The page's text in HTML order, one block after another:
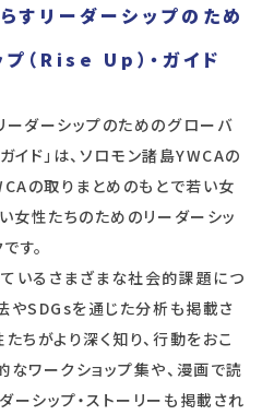
すリーダーシップのため
（Rise Up）・ガイド
ーダーシップのためのグローバ
イド」は、ソロモン諸島YWCAの
の取りまとめのもとで若い女
女性たちのためのリーダーシッ
す。
いるさまざまな社会的課題につ
やSDGsを通じた分析も掲載さ
ちがより深く知り、行動をおこ
ワークショップ集や、漫画で読
ーシップ・ストーリーも掲載され